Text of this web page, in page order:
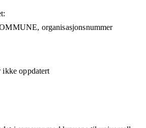
organisasjonsnummer
oppdatert